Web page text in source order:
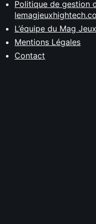
Politique de gestion
L’équipe du Mag
Mentions Légales
Contact